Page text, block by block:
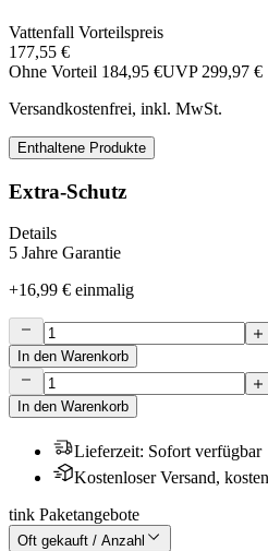
Vattenfall Vorteilspreis
177,55 €
Ohne Vorteil 184,95 €UVP 299,97 €
Versandkostenfrei, inkl. MwSt.
Enthaltene Produkte
Extra-Schutz
Details
5 Jahre Garantie
+16,99 € einmalig
In den Warenkorb
In den Warenkorb
Lieferzeit: Sofort verfügbar
Kostenloser Versand,
tink Paketangebote
Oft gekauft / Anzahl